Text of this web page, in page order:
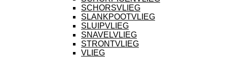
SCHORSVLIEG
SLANKPOOTVLIEG
SLUIPVLIEG
SNAVELVLIEG
STRONTVLIEG
VLIEG